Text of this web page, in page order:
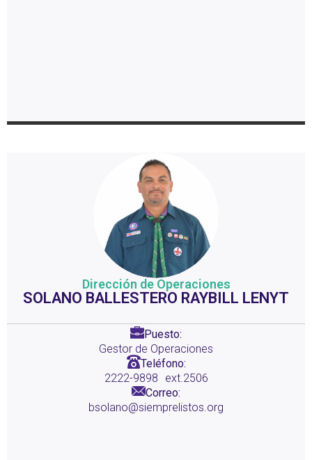
Dirección de Operaciones
SOLANO BALLESTERO RAYBILL LENYT
Puesto:
Gestor de Operaciones
Teléfono:
2222-9898
ext.2506
Correo:
bsolano@siemprelistos.org